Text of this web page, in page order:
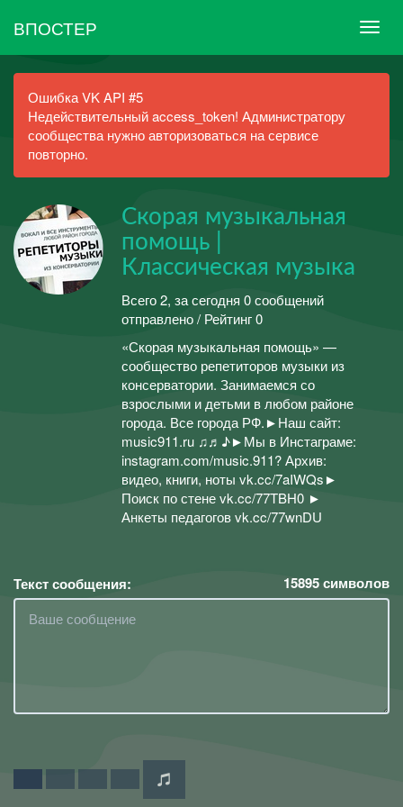
ВПОСТЕР
Ошибка VK API #5
Недействительный access_token! Администратору
сообщества нужно авторизоваться на сервисе
повторно.
Скорая музыкальная
помощь |
Классическая музыка
Всего 2, за сегодня 0 сообщений
отправлено / Рейтинг 0
«Скорая музыкальная помощь» —
сообщество репетиторов музыки из
консерватории. Занимаемся со
взрослыми и детьми в любом районе
города. Все города РФ.►Наш сайт:
music911.ru ♫♬♪►Мы в Инстаграме:
instagram.com/music.911? Архив:
видео, книги, ноты vk.cc/7aIWQs►
Поиск по стене vk.cc/77TBH0 ►
Анкеты педагогов vk.cc/77wnDU
Текст сообщения: 15895символов